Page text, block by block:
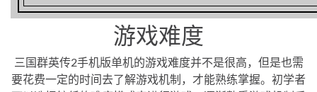
游戏难度
三国群英传2手机版单机的游戏难度并不是很高，但是也需
要花费一定的时间去了解游戏机制，才能熟练掌握。初学者